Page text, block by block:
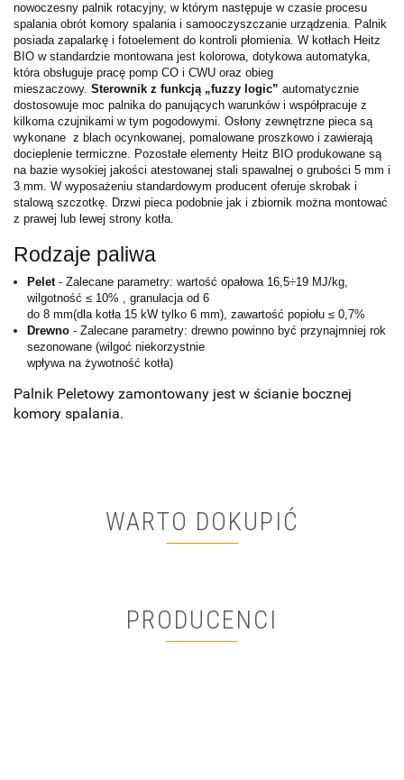
nowoczesny palnik rotacyjny, w którym następuje w czasie procesu
spalania obrót komory spalania i samooczyszczanie urządzenia. Palnik
posiada zapalarkę i fotoelement do kontroli płomienia. W kotłach Heitz
BIO w standardzie montowana jest kolorowa, dotykowa automatyka,
która obsługuje pracę pomp CO i CWU oraz obieg
mieszaczowy. Sterownik z funkcją „fuzzy logic” automatycznie
dostosowuje moc palnika do panujących warunków i współpracuje z
kilkoma czujnikami w tym pogodowymi. Osłony zewnętrzne pieca są
wykonane z blach ocynkowanej, pomalowane proszkowo i zawierają
docieplenie termiczne. Pozostałe elementy Heitz BIO produkowane są
na bazie wysokiej jakości atestowanej stali spawalnej o grubości 5 mm i
3 mm. W wyposażeniu standardowym producent oferuje skrobak i
stalową szczotkę. Drzwi pieca podobnie jak i zbiornik można montować
z prawej lub lewej strony kotła.
Rodzaje paliwa
Pelet- Zalecane parametry: wartość opałowa 16,5÷19 MJ/kg,
wilgotność ≤ 10% , granulacja od 6
do 8 mm(dla kotła 15 kW tylko 6 mm), zawartość popiołu ≤ 0,7%
Drewno - Zalecane parametry: drewno powinno być przynajmniej rok
sezonowane (wilgoć niekorzystnie
wpływa na żywotność kotła)
Palnik Peletowy zamontowany jest w ścianie bocznej
komory spalania.
WARTO DOKUPIĆ
PRODUCENCI